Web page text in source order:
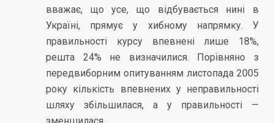
вважає, що усе, що відбувається нині в
Україні, прямує у хибному напрямку. У
правильності курсу впевнені лише 18%,
решта 24% не визначилися. Порівняно з
передвиборним опитуванням листопада 2005
року кількість впевнених у неправильності
шляху збільшилася, а у правильності —